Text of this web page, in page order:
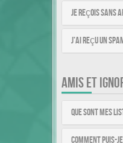
Je reçois sans
J’ai reçu un
AMIS ET
Que sont mes
Comment puis-